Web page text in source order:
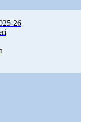
26